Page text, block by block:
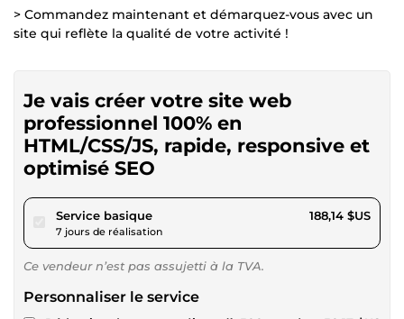
> Commandez maintenant et démarquez-vous avec un
site qui reflète la qualité de votre activité !
Je vais créer votre site web
professionnel 100% en
HTML/CSS/JS, rapide, responsive et
optimisé SEO
Service basiquepour 173,40 $US
7 jours de réalisation
188,14 $US
Ce vendeur n’est pas assujetti à la TVA.
Personnaliser le service